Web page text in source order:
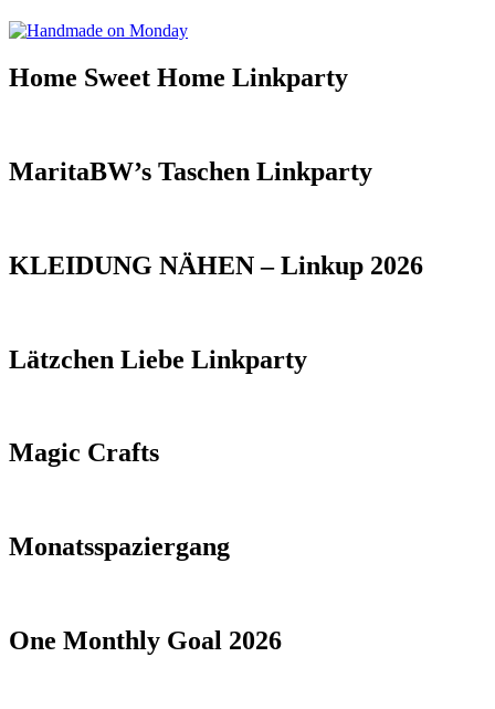
Home Sweet Home Linkparty
MaritaBW’s Taschen Linkparty
KLEIDUNG NÄHEN – Linkup 2026
Lätzchen Liebe Linkparty
Magic Crafts
Monatsspaziergang
One Monthly Goal 2026